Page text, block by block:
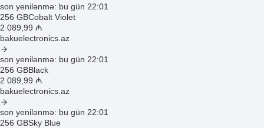
son yenilənmə: bu gün 22:01
256 GBCobalt Violet
2 089 ,99 ₼
bakuelectronics.az
son yenilənmə: bu gün 22:01
256 GBBlack
2 089 ,99 ₼
bakuelectronics.az
son yenilənmə: bu gün 22:01
256 GBSky Blue